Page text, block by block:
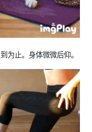
为止。身体微微后仰。